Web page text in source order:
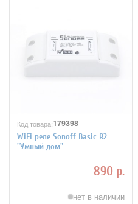
Код товара:179398
WiFi реле Sonoff Basic R2
"Умный дом"
890 р.
нет в наличии